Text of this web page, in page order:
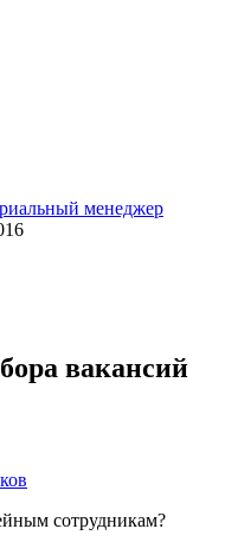
менеджер
вакансий
сотрудникам?